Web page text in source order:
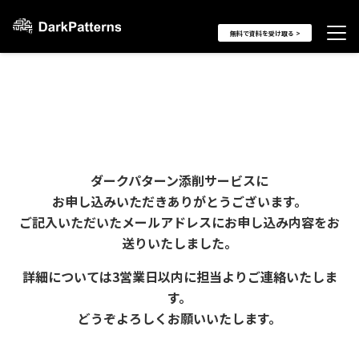
無料で資料を受け取る >
ダークパターン添削サービスに
お申し込みいただきありがとうございます。
ご記入いただいたメールアドレスにお申し込み内容をお
送りいたしました。
詳細については3営業日以内に担当よりご連絡いたしま
す。
どうぞよろしくお願いいたします。